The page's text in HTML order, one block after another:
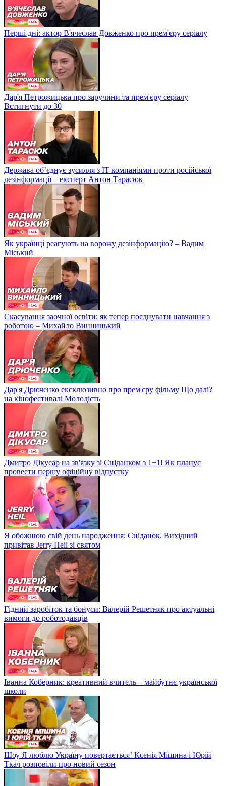
Перші дні: актор В'ячеслав Довженко про прем'єру серіалу
Дар'я Петрожицька про заручини та прем'єру серіалу
Встигнути до 30
Держава об’єднує зусилля з ІТ компаніями проти російської
дезінформації – експерт Антон Тарасюк
Як українці реагують на ворожу дезінформацію? – Вадим
Міський
Скасування заочної освіти: як тепер поєднувати навчання з
роботою – Михайло Винницький
Дар'я Дрюченко ексклюзивно про прем'єру фільму Що далі?
на кінофестивалі Молодість
Дмитро Дікусар на зв'язку зі Сніданком з 1+1! Як планує
провести першу офіційну відпустку
Я обожнюю свій день народження: Сніданок. Вихідний
привітав Jerry Heil зі святом
Гідний заробіток та бонуси: Валерій Решетняк про актуальні
вимоги до роботодавців
Іванна Коберник: креативний вчитель – майбутнє української
школи
Шоу Я люблю Україну повертається! Ксенія Мішина і Юрій
Ткач розповіли про новий сезон